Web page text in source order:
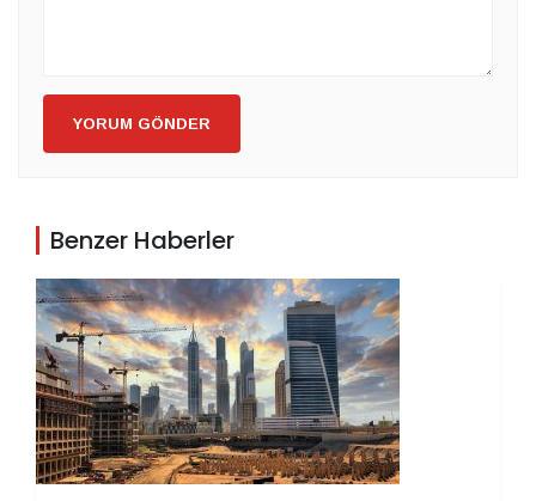
YORUM GÖNDER
Benzer Haberler